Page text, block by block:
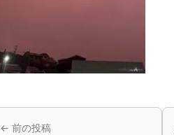
← 前の投稿